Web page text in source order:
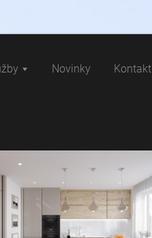
Novinky Kontakt